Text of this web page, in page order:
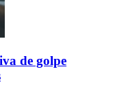
de golpe